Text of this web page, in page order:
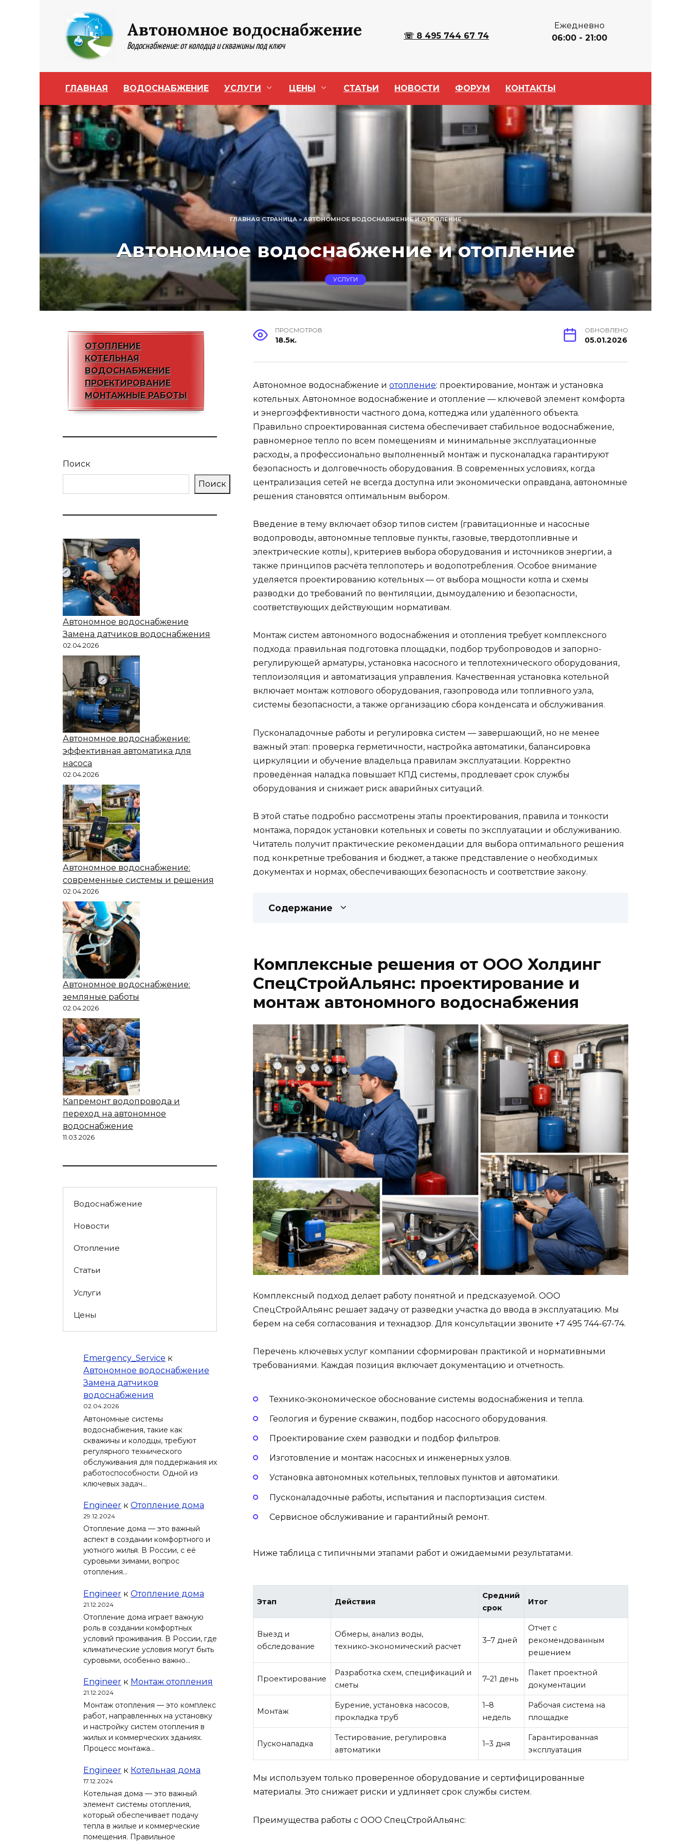
Автономное водоснабжение
Водоснабжение: от колодца и скважины под ключ
☏ 8 495 744 67 74
Ежедневно
06:00 - 21:00
ГЛАВНАЯ ВОДОСНАБЖЕНИЕ УСЛУГИ ЦЕНЫ СТАТЬИ НОВОСТИ ФОРУМ КОНТАКТЫ
ГЛАВНАЯ СТРАНИЦА»АВТОНОМНОЕ ВОДОСНАБЖЕНИЕ И ОТОПЛЕНИЕ
Автономное водоснабжение и отопление
УСЛУГИ
ПРОСМОТРОВ
18.5к.
ОБНОВЛЕНО
05.01.2026
Автономное водоснабжение и отопление: проектирование, монтаж и установка
котельных. Автономное водоснабжение и отопление — ключевой элемент комфорта
и энергоэффективности частного дома, коттеджа или удалённого объекта.
Правильно спроектированная система обеспечивает стабильное водоснабжение,
равномерное тепло по всем помещениям и минимальные эксплуатационные
расходы, а профессионально выполненный монтаж и пусконаладка гарантируют
безопасность и долговечность оборудования. В современных условиях, когда
централизация сетей не всегда доступна или экономически оправдана, автономные
решения становятся оптимальным выбором.
Введение в тему включает обзор типов систем (гравитационные и насосные
водопроводы, автономные тепловые пункты, газовые, твердотопливные и
электрические котлы), критериев выбора оборудования и источников энергии, а
также принципов расчёта теплопотерь и водопотребления. Особое внимание
уделяется проектированию котельных — от выбора мощности котла и схемы
разводки до требований по вентиляции, дымоудалению и безопасности,
соответствующих действующим нормативам.
Монтаж систем автономного водоснабжения и отопления требует комплексного
подхода: правильная подготовка площадки, подбор трубопроводов и запорно-
регулирующей арматуры, установка насосного и теплотехнического оборудования,
теплоизоляция и автоматизация управления. Качественная установка котельной
включает монтаж котлового оборудования, газопровода или топливного узла,
системы безопасности, а также организацию сбора конденсата и обслуживания.
Пусконаладочные работы и регулировка систем — завершающий, но не менее
важный этап: проверка герметичности, настройка автоматики, балансировка
циркуляции и обучение владельца правилам эксплуатации. Корректно
проведённая наладка повышает КПД системы, продлевает срок службы
оборудования и снижает риск аварийных ситуаций.
В этой статье подробно рассмотрены этапы проектирования, правила и тонкости
монтажа, порядок установки котельных и советы по эксплуатации и обслуживанию.
Читатель получит практические рекомендации для выбора оптимального решения
под конкретные требования и бюджет, а также представление о необходимых
документах и нормах, обеспечивающих безопасность и соответствие закону.
Содержание
Комплексные решения от ООО Холдинг
СпецСтройАльянс: проектирование и
монтаж автономного водоснабжения
Комплексный подход делает работу понятной и предсказуемой. ООО
СпецСтройАльянс решает задачу от разведки участка до ввода в эксплуатацию. Мы
берем на себя согласования и технадзор. Для консультации звоните +7 495 744-67-74.
Перечень ключевых услуг компании сформирован практикой и нормативными
требованиями. Каждая позиция включает документацию и отчетность.
Технико‑экономическое обоснование системы водоснабжения и тепла.
Геология и бурение скважин, подбор насосного оборудования.
Проектирование схем разводки и подбор фильтров.
Изготовление и монтаж насосных и инженерных узлов.
Установка автономных котельных, тепловых пунктов и автоматики.
Пусконаладочные работы, испытания и паспортизация систем.
Сервисное обслуживание и гарантийный ремонт.
Ниже таблица с типичными этапами работ и ожидаемыми результатами.
Этап Действия
Средний
срок
Итог
Выезд и
обследование
Обмеры, анализ воды,
технико‑экономический расчет
3–7 дней
Отчет с
рекомендованным
решением
Проектирование
Разработка схем, спецификаций и
сметы
7–21 день
Пакет проектной
документации
Монтаж
Бурение, установка насосов,
прокладка труб
1–8
недель
Рабочая система на
площадке
Пусконаладка
Тестирование, регулировка
автоматики
1–3 дня
Гарантированная
эксплуатация
Мы используем только проверенное оборудование и сертифицированные
материалы. Это снижает риски и удлиняет срок службы систем.
Преимущества работы с ООО СпецСтройАльянс:
ОТОПЛЕНИЕ
КОТЕЛЬНАЯ
ВОДОСНАБЖЕНИЕ
ПРОЕКТИРОВАНИЕ
МОНТАЖНЫЕ РАБОТЫ
Поиск
Поиск
Автономное водоснабжение
Замена датчиков водоснабжения
02.04.2026
Автономное водоснабжение:
эффективная автоматика для
насоса
02.04.2026
Автономное водоснабжение:
современные системы и решения
02.04.2026
Автономное водоснабжение:
земляные работы
02.04.2026
Капремонт водопровода и
переход на автономное
водоснабжение
11.03.2026
Водоснабжение
Новости
Отопление
Статьи
Услуги
Цены
Emergency_Service к
Автономное водоснабжение
Замена датчиков
водоснабжения
02.04.2026
Автономные системы
водоснабжения, такие как
скважины и колодцы, требуют
регулярного технического
обслуживания для поддержания их
работоспособности. Одной из
ключевых задач…
Engineer к Отопление дома
29.12.2024
Отопление дома — это важный
аспект в создании комфортного и
уютного жилья. В России, с её
суровыми зимами, вопрос
отопления…
Engineer к Отопление дома
21.12.2024
Отопление дома играет важную
роль в создании комфортных
условий проживания. В России, где
климатические условия могут быть
суровыми, особенно важно…
Engineer к Монтаж отопления
21.12.2024
Монтаж отопления — это комплекс
работ, направленных на установку
и настройку систем отопления в
жилых и коммерческих зданиях.
Процесс монтажа…
Engineer к Котельная дома
17.12.2024
Котельная дома — это важный
элемент системы отопления,
который обеспечивает подачу
тепла в жилые и коммерческие
помещения. Правильное